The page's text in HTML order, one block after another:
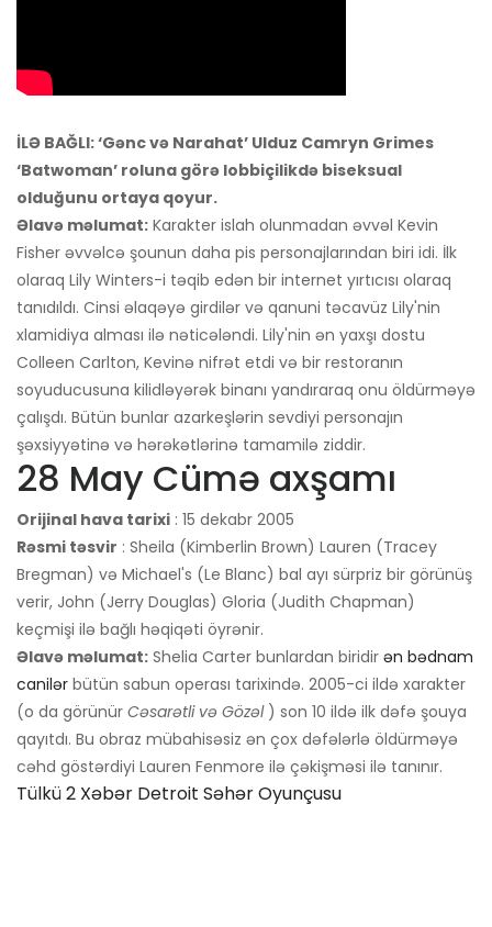
İLƏ BAĞLI: ‘Gənc və Narahat’ Ulduz Camryn Grimes
‘Batwoman’ roluna görə lobbiçilikdə biseksual
olduğunu ortaya qoyur.
Əlavə məlumat: Karakter islah olunmadan əvvəl Kevin
Fisher əvvəlcə şounun daha pis personajlarından biri idi. İlk
olaraq Lily Winters-i təqib edən bir internet yırtıcısı olaraq
tanıdıldı. Cinsi əlaqəyə girdilər və qanuni təcavüz Lily'nin
xlamidiya alması ilə nəticələndi. Lily'nin ən yaxşı dostu
Colleen Carlton, Kevinə nifrət etdi və bir restoranın
soyuducusuna kilidləyərək binanı yandıraraq onu öldürməyə
çalışdı. Bütün bunlar azarkeşlərin sevdiyi personajın
şəxsiyyətinə və hərəkətlərinə tamamilə ziddir.
28 May Cümə axşamı
Orijinal hava tarixi : 15 dekabr 2005
Rəsmi təsvir : Sheila (Kimberlin Brown) Lauren (Tracey
Bregman) və Michael's (Le Blanc) bal ayı sürpriz bir görünüş
verir, John (Jerry Douglas) Gloria (Judith Chapman)
keçmişi ilə bağlı həqiqəti öyrənir.
Əlavə məlumat: Shelia Carter bunlardan biridir ən bədnam
canilər bütün sabun operası tarixində. 2005-ci ildə xarakter
(o da görünür Cəsarətli və Gözəl) son 10 ildə ilk dəfə şouya
qayıtdı. Bu obraz mübahisəsiz ən çox dəfələrlə öldürməyə
cəhd göstərdiyi Lauren Fenmore ilə çəkişməsi ilə tanınır.
Tülkü 2 Xəbər Detroit Səhər Oyunçusu